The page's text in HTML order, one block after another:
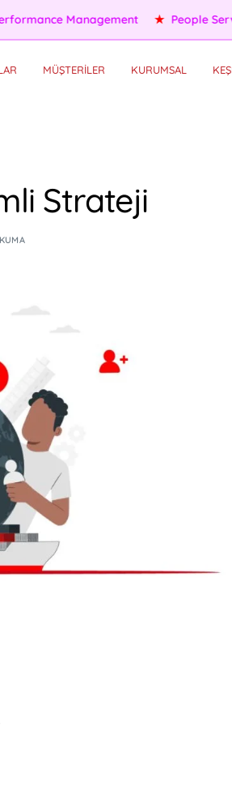
Services ★ OKR/KPI ★ AI Agents
MÜŞTERİLER KURUMSAL
Strateji